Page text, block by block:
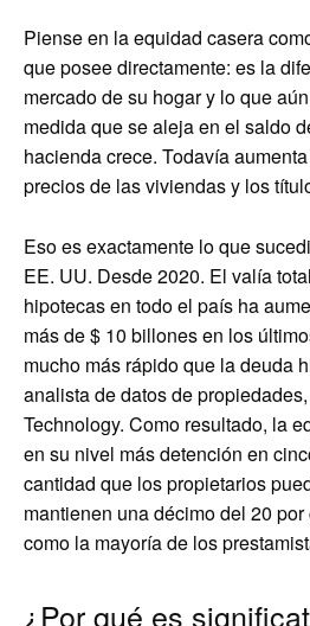
Piense en la equidad casera
que posee directamente: es la
mercado de su hogar y lo que
medida que se aleja en el saldo
hacienda crece. Todavía
precios de las viviendas y los
Eso es exactamente lo que
EE. UU. Desde 2020. El valía
hipotecas en todo el país ha
más de $ 10 billones en los
mucho más rápido que la deuda
analista de datos de
Technology. Como resultado, la
en su nivel más detención en
cantidad que los propietarios
mantienen una décimo del 20
como la mayoría de los
¿Por qué es